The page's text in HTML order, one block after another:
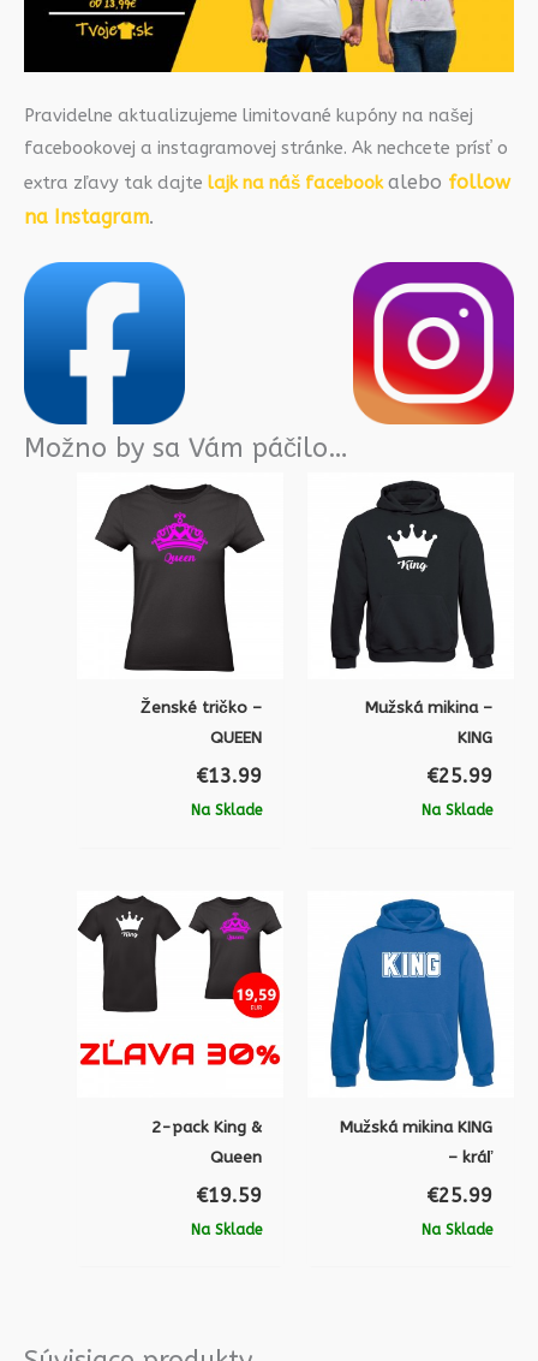
Pravidelne aktualizujeme limitované kupóny na našej
facebookovej a instagramovej stránke. Ak nechcete prísť o
extra zľavy tak dajte lajk na náš facebookalebo follow
na Instagram.
Možno by sa Vám páčilo…
Ženské tričko –
QUEEN
€13.99
Na Sklade
Mužská mikina –
KING
€25.99
Na Sklade
2-pack King &
Queen
€19.59
Na Sklade
Mužská mikina KING
– kráľ
€25.99
Na Sklade